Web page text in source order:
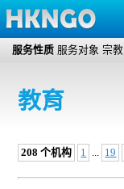
服务性质 服务对象 宗教
教育
208 个机构 1 ... 19